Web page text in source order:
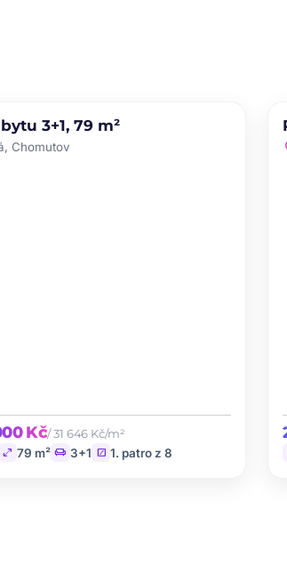
3+1, 79 m²
Chomutov
Kč/ 31 646 Kč/m²
open_in_full 79 m² chair 3+1 stairs 1. patro z 8